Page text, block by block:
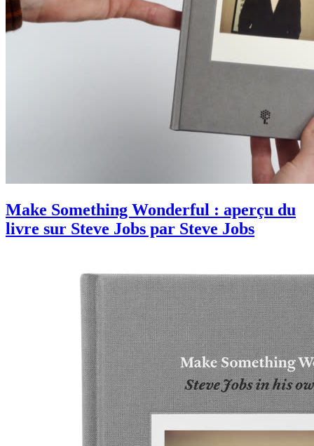
Make Something Wonderful : aperçu du
livre sur Steve Jobs par Steve Jobs